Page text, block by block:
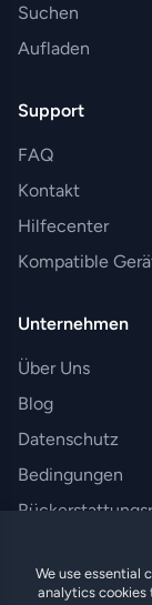
Suchen
Aufladen
Support
FAQ
Kontakt
Hilfecenter
Kompatible
Unternehmen
Über Uns
Blog
Datenschutz
Bedingungen
We use essential
analytics cookies